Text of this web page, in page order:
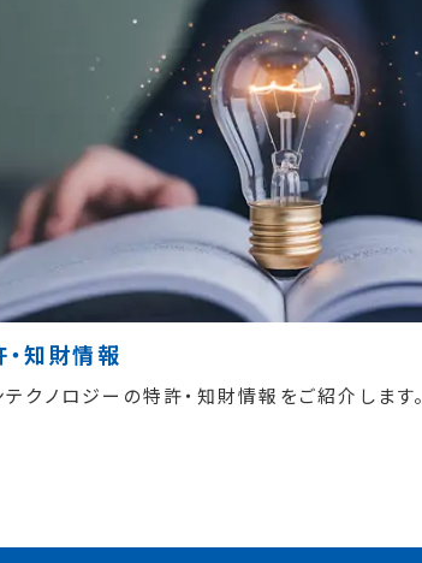
・知財情報
テクノロジーの特許・知財情報をご紹介します。